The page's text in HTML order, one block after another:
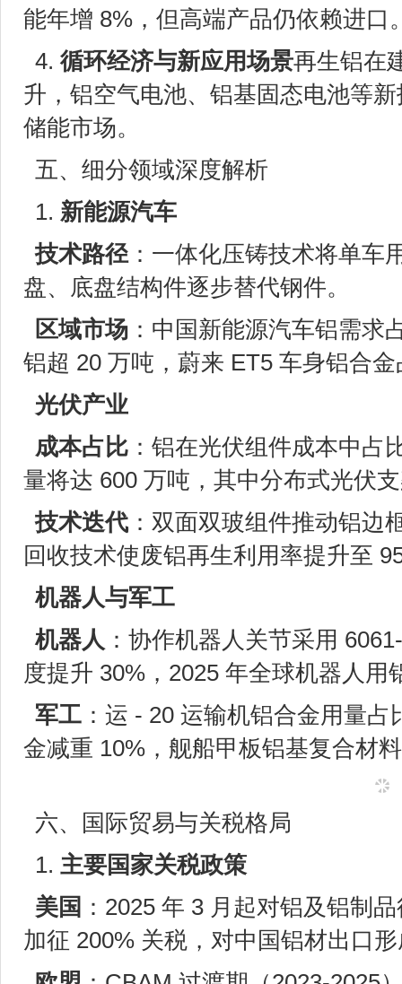
能年增 8%，但高端产品仍依赖进口
4. 循环经济与新应用场景再生铝在
升，铝空气电池、铝基固态电池等
储能市场。
五、细分领域深度解析
1. 新能源汽车
技术路径：一体化压铸技术将单车
盘、底盘结构件逐步替代钢件。
区域市场 ：中国新能源汽车铝需求
铝超 20 万吨，蔚来 ET5 车身铝合
光伏产业
成本占比 ：铝在光伏组件成本中占
量将达 600 万吨，其中分布式光伏
技术迭代 ：双面双玻组件推动铝边
回收技术使废铝再生利用率提升至
机器人与军工
机器人 ：协作机器人关节采用
度提升 30%，2025 年全球机器人用
军工 ：运 - 20 运输机铝合金用量
金减重 10%，舰船甲板铝基复合材
六、国际贸易与关税格局
1. 主要国家关税政策
美国 ：2025 年 3 月起对铝及铝制
加征 200% 关税，对中国铝材出口